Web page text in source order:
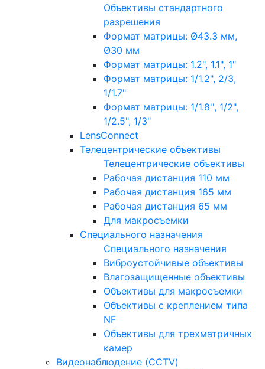
Объективы стандартного
разрешения
Формат матрицы: Ø43.3 мм,
Ø30 мм
Формат матрицы: 1.2", 1.1", 1"
Формат матрицы: 1/1.2", 2/3,
1/1.7"
Формат матрицы: 1/1.8'', 1/2",
1/2.5", 1/3"
LensConnect
Телецентрические объективы
Телецентрические объективы
Рабочая дистанция 110 мм
Рабочая дистанция 165 мм
Рабочая дистанция 65 мм
Для макросъемки
Специального назначения
Специального назначения
Виброустойчивые объективы
Влагозащищенные объективы
Объективы для макросъемки
Объективы с креплением типа
NF
Объективы для трехматричных
камер
Видеонаблюдение (CCTV)